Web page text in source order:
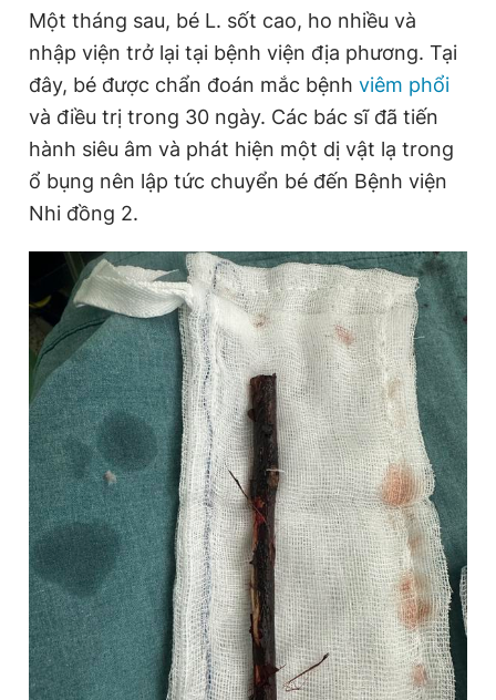
Đọc Thanh Niên trên điện thoại
Theo dõi báo trên
0906 645 777 0908 780 404
Đặt báo Quảng cáo RSS Tòa soạn Chính sách bảo
Tổng biên tập: Nguyễn Ngọc Toàn
Phó tổng biên tập thường trực: Hải Thành
Phó tổng biên tập: Lâm Hiếu Dũng
Phó tổng biên tập: Trần Việt Hưng
Tổng thư ký tòa soạn: Đức Trung
Giấy phép xuất bản số 110/GP - BTTTT cấp ngày 24.3.2020
© 2003-2026 Bản quyền thuộc về Báo Thanh Niên. Cấm sao
chép dưới mọi hình thức nếu không có sự chấp thuận bằng văn
bản. Phát triển bởi ePi Technologies, JSC.
Một tháng sau, bé L. sốt cao, ho nhiều và
nhập viện trở lại tại bệnh viện địa phương. Tại
đây, bé được chẩn đoán mắc bệnh viêm phổi
và điều trị trong 30 ngày. Các bác sĩ đã tiến
hành siêu âm và phát hiện một dị vật lạ trong
ổ bụng nên lập tức chuyển bé đến Bệnh viện
Nhi đồng 2.